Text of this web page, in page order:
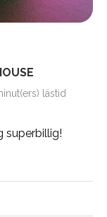
lästid
superbillig!